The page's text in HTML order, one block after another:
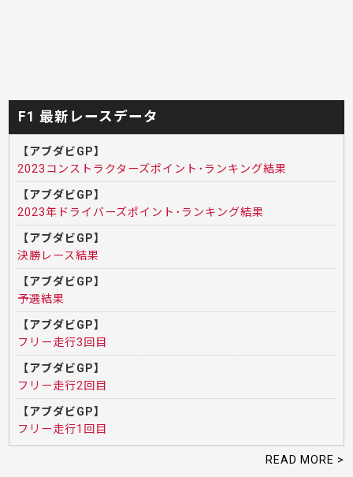
F1 最新レースデータ
【アブダビGP】
2023コンストラクターズポイント･ランキング結果
【アブダビGP】
2023年ドライバーズポイント･ランキング結果
【アブダビGP】
決勝レース結果
【アブダビGP】
予選結果
【アブダビGP】
フリー走行3回目
【アブダビGP】
フリー走行2回目
【アブダビGP】
フリー走行1回目
READ MORE >